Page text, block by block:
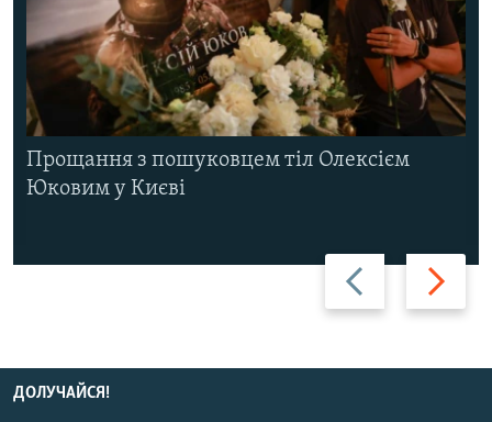
Назад Вперед
Прощання з пошуковцем тіл Олексієм
Юковим у Києві
ДОЛУЧАЙСЯ!